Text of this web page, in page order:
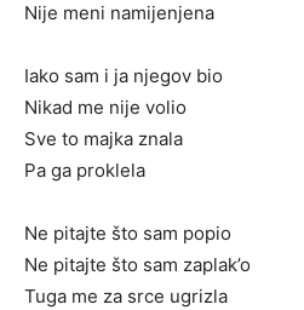
Nije meni namijenjena
Iako sam i ja njegov bio
Nikad me nije volio
Sve to majka znala
Pa ga proklela
Ne pitajte što sam popio
Ne pitajte što sam zaplak’o
Tuga me za srce ugrizla